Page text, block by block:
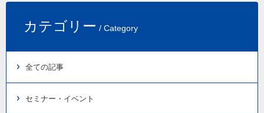
カテゴリー / Category
全ての記事
セミナー・イベント